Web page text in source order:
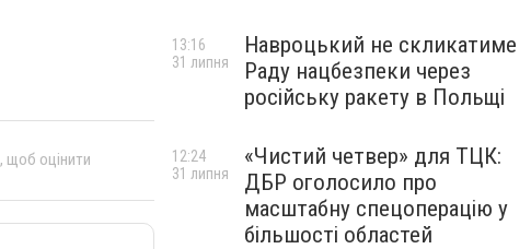
, щоб оцінити
Навроцький не скликатиме
Раду нацбезпеки через
російську ракету в Польщі
13:16
31 липня
«Чистий четвер» для ТЦК:
ДБР оголосило про
масштабну спецоперацію у
більшості областей
12:24
31 липня